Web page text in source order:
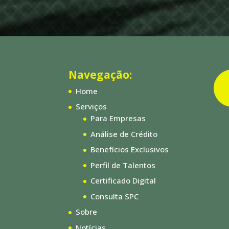
Navegação:
Home
Serviços
Para Empresas
Análise de Crédito
Benefícios Exclusivos
Perfil de Talentos
Certificado Digital
Consulta SPC
Sobre